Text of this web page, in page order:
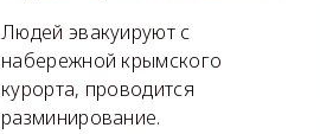
Людей эвакуируют с
набережной крымского
курорта, проводится
разминирование.